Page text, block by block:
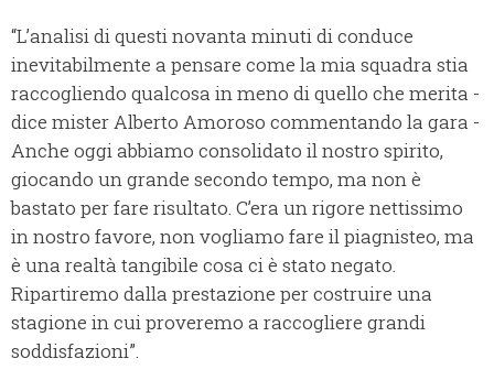
“L’analisi di questi novanta minuti di conduce
inevitabilmente a pensare come la mia squadra stia
raccogliendo qualcosa in meno di quello che merita -
dice mister Alberto Amoroso commentando la gara -
Anche oggi abbiamo consolidato il nostro spirito,
giocando un grande secondo tempo, ma non è
bastato per fare risultato. C’era un rigore nettissimo
in nostro favore, non vogliamo fare il piagnisteo, ma
è una realtà tangibile cosa ci è stato negato.
Ripartiremo dalla prestazione per costruire una
stagione in cui proveremo a raccogliere grandi
soddisfazioni”.